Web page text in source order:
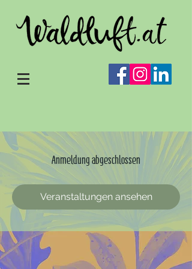
Anmeldung abgeschlossen
Veranstaltungen ansehen